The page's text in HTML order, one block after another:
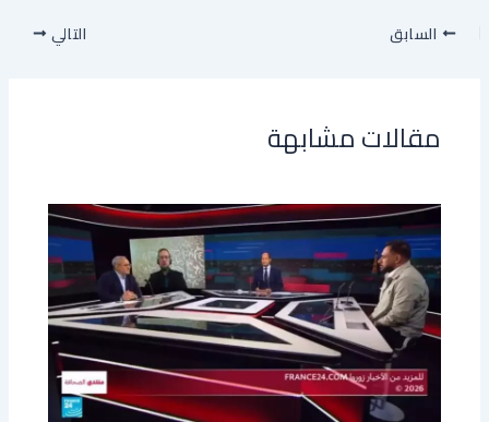
السابق التالي
مقالات مشابهة